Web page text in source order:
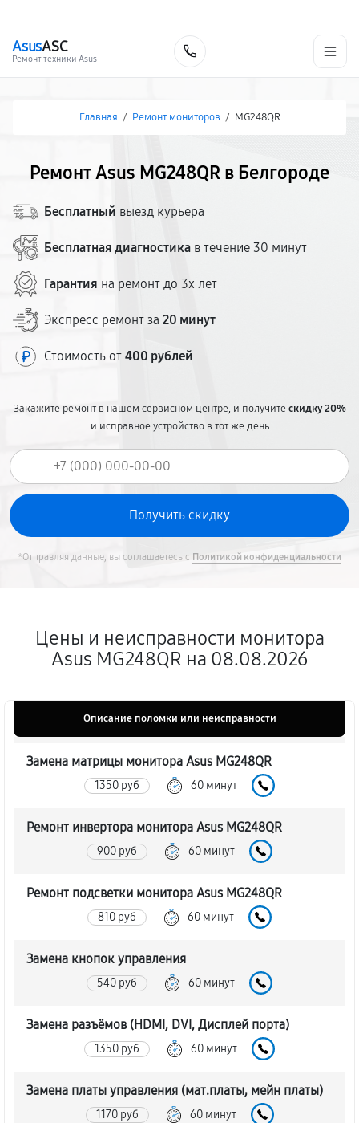
AsusASC
Ремонт техники Asus
Главная / Ремонт мониторов / MG248QR
Ремонт Asus MG248QR в Белгороде
Бесплатный выезд курьера
Бесплатная диагностика в течение 30 минут
Гарантия на ремонт до 3х лет
Экспресс ремонт за 20 минут
Стоимость от 400 рублей
Закажите ремонт в нашем сервисном центре, и получитескидку 20%
и исправное устройство в тот же день
*Отправляя данные, вы соглашаетесь с Политикой конфиденциальности
Цены и неисправности монитора
Asus MG248QR на 08.08.2026
Описание поломки или неисправности
Замена матрицы монитора Asus MG248QR
1350 руб 60 минут
Ремонт инвертора монитора Asus MG248QR
900 руб 60 минут
Ремонт подсветки монитора Asus MG248QR
810 руб 60 минут
Замена кнопок управления
540 руб 60 минут
Замена разъёмов (HDMI, DVI, Дисплей порта)
1350 руб 60 минут
Замена платы управления (мат.платы, мейн платы)
1170 руб 60 минут